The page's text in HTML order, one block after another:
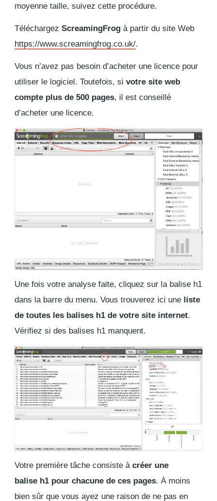
moyenne taille, suivez cette procédure.
Téléchargez ScreamingFrog à partir du site Web
https://www.screamingfrog.co.uk/.
Vous n’avez pas besoin d’acheter une licence pour
utiliser le logiciel. Toutefois, si votre site web
compte plus de 500 pages, il est conseillé
d’acheter une licence.
Une fois votre analyse faite, cliquez sur la balise h1
dans la barre du menu. Vous trouverez ici une liste
de toutes les balises h1 de votre site internet.
Vérifiez si des balises h1 manquent.
Votre première tâche consiste à créer une
balise h1 pour chacune de ces pages. À moins
bien sûr que vous ayez une raison de ne pas en